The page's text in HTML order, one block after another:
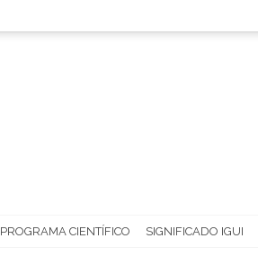
PROGRAMA CIENTÍFICO SIGNIFICADO IGUI